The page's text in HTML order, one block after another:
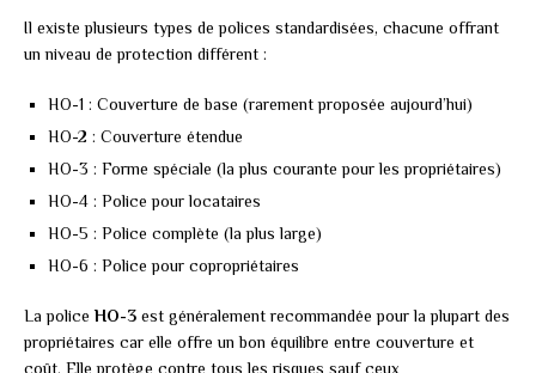
Il existe plusieurs types de polices standardisées, chacune offrant
un niveau de protection différent :
HO-1 : Couverture de base (rarement proposée aujourd’hui)
HO-2 : Couverture étendue
HO-3 : Forme spéciale (la plus courante pour les propriétaires)
HO-4 : Police pour locataires
HO-5 : Police complète (la plus large)
HO-6 : Police pour copropriétaires
La policeHO-3 est généralement recommandée pour la plupart des
propriétaires car elle offre un bon équilibre entre couverture et
coût. Elle protège contre tous les risques sauf ceux